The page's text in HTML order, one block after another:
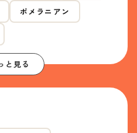
ポメラニアン
と見る